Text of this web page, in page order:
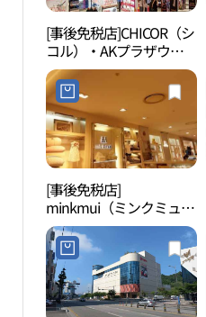
[事後免税店]CHICOR（シ
コル）・AKプラザウォ
ンジュ（原州）店(시코
르 AK플라자 원주점)
[事後免税店]
minkmui（ミンクミュ
ー）・AKプラザウォン
ジュ（原州）店(밍크뮤
AK플라자 원주점)